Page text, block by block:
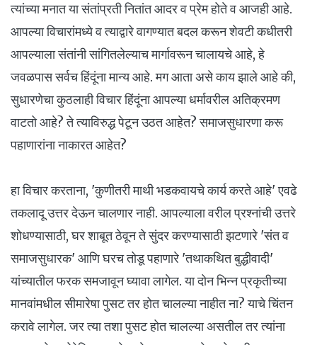
त्यांच्या मनात या संतांप्रती नितांत आदर व प्रेम होते व आजही आहे.
आपल्या विचारांमध्ये व त्याद्वारे वागण्यात बदल करून शेवटी कधीतरी
आपल्याला संतांनी सांगितलेल्याच मार्गावरून चालायचे आहे, हे
जवळपास सर्वच हिंदूंना मान्य आहे. मग आता असे काय झाले आहे की,
सुधारणेचा कुठलाही विचार हिंदूंना आपल्या धर्मावरील अतिक्रमण
वाटतो आहे? ते त्याविरुद्ध पेटून उठत आहेत? समाजसुधारणा करू
पहाणारांना नाकारत आहेत?
हा विचार करताना, 'कुणीतरी माथी भडकवायचे कार्य करते आहे' एवढे
तकलादू उत्तर देऊन चालणार नाही. आपल्याला वरील प्रश्नांची उत्तरे
शोधण्यासाठी, घर शाबूत ठेवून ते सुंदर करण्यासाठी झटणारे 'संत व
समाजसुधारक' आणि घरच तोडू पहाणारे 'तथाकथित बुद्धीवादी'
यांच्यातील फरक समजावून घ्यावा लागेल. या दोन भिन्न प्रकृतीच्या
मानवांमधील सीमारेषा पुसट तर होत चालल्या नाहीत ना? याचे चिंतन
करावे लागेल. जर त्या तशा पुसट होत चालल्या असतील तर त्यांना